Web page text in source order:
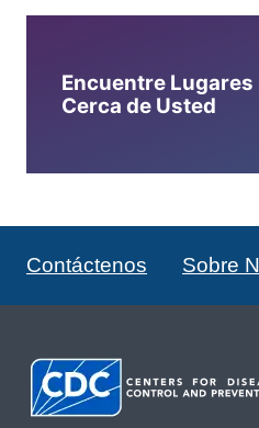
Encuentre Lugares
Cerca de Usted
Contáctenos Sobre